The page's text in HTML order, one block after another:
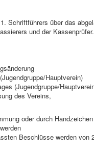
Schriftführers über das
und der Kassenprüfer.
Hauptverein)
(Jugendgruppe/
des Vereins,
oder durch
Beschlüsse werden